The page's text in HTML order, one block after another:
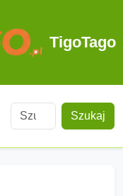
TigoTago
Szukaj